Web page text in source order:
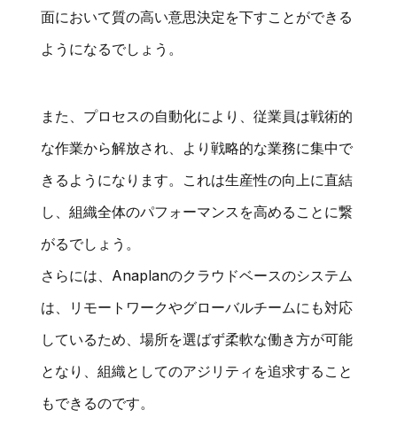
面において質の高い意思決定を下すことができる
ようになるでしょう。
また、プロセスの自動化により、従業員は戦術的
な作業から解放され、より戦略的な業務に集中で
きるようになります。これは生産性の向上に直結
し、組織全体のパフォーマンスを高めることに繋
がるでしょう。
さらには、Anaplanのクラウドベースのシステム
は、リモートワークやグローバルチームにも対応
しているため、場所を選ばず柔軟な働き方が可能
となり、組織としてのアジリティを追求すること
もできるのです。